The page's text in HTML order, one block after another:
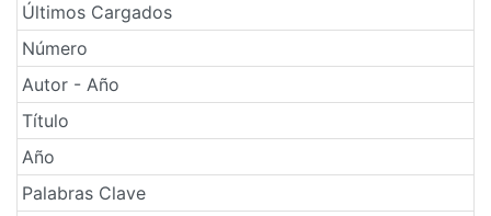
Últimos Cargados
Número
Autor - Año
Título
Año
Palabras Clave